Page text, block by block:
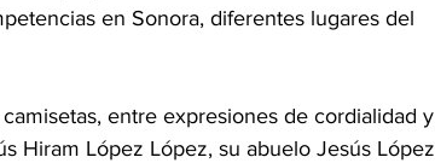
en Sonora, diferentes lugares del
entre expresiones de cordialidad y
Hiram López López, su abuelo Jesús López